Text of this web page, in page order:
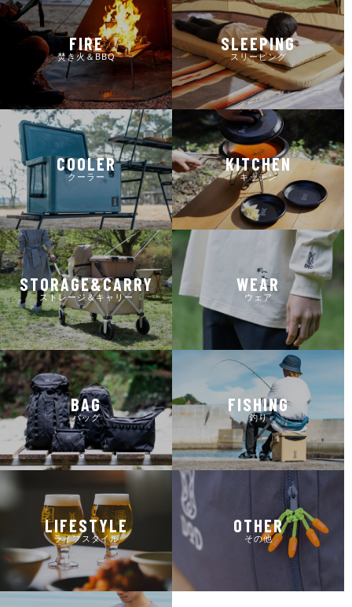
FIRE
焚き火＆BBQ
SLEEPING
スリーピング
COOLER
クーラー
KITCHEN
キッチン
STORAGE&CARRY
ストレージ＆キャリー
WEAR
ウェア
BAG
バッグ
FISHING
釣り
LIFESTYLE
ライフスタイル
OTHER
その他